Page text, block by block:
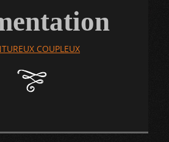
COUPLEUX